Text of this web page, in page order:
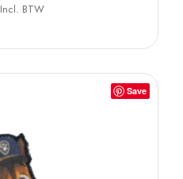
Incl. BTW
Save